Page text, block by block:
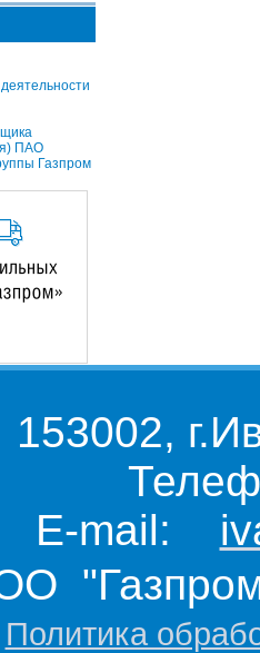
ПАО
Газпром
E-mail:
"Газпром
Политика